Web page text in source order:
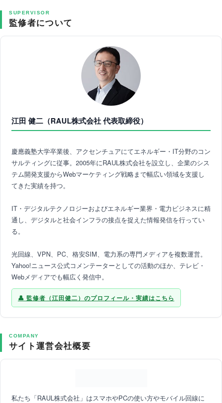
SUPERVISOR
監修者について
江田 健二（RAUL株式会社 代表取締役）
慶應義塾大学卒業後、アクセンチュアにてエネルギー・IT分野のコン
サルティングに従事。2005年にRAUL株式会社を設立し、企業のシス
テム開発支援からWebマーケティング戦略まで幅広い領域を支援し
てきた実績を持つ。
IT・デジタルテクノロジーおよびエネルギー業界・電力ビジネスに精
通し、デジタルと社会インフラの接点を捉えた情報発信を行ってい
る。
光回線、VPN、PC、格安SIM、電力系の専門メディアを複数運営。
Yahoo!ニュース公式コメンテーターとしての活動のほか、テレビ・
Webメディアでも幅広く発信中。
監修者（江田健二）のプロフィール・実績はこちら
COMPANY
サイト運営会社概要
私たち「RAUL株式会社」はスマホやPCの使い方やモバイル回線に